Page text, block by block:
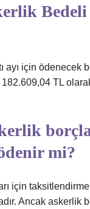
Bedeli
ayı için ödenecek
TL
mi?
için
Ancak askerlik